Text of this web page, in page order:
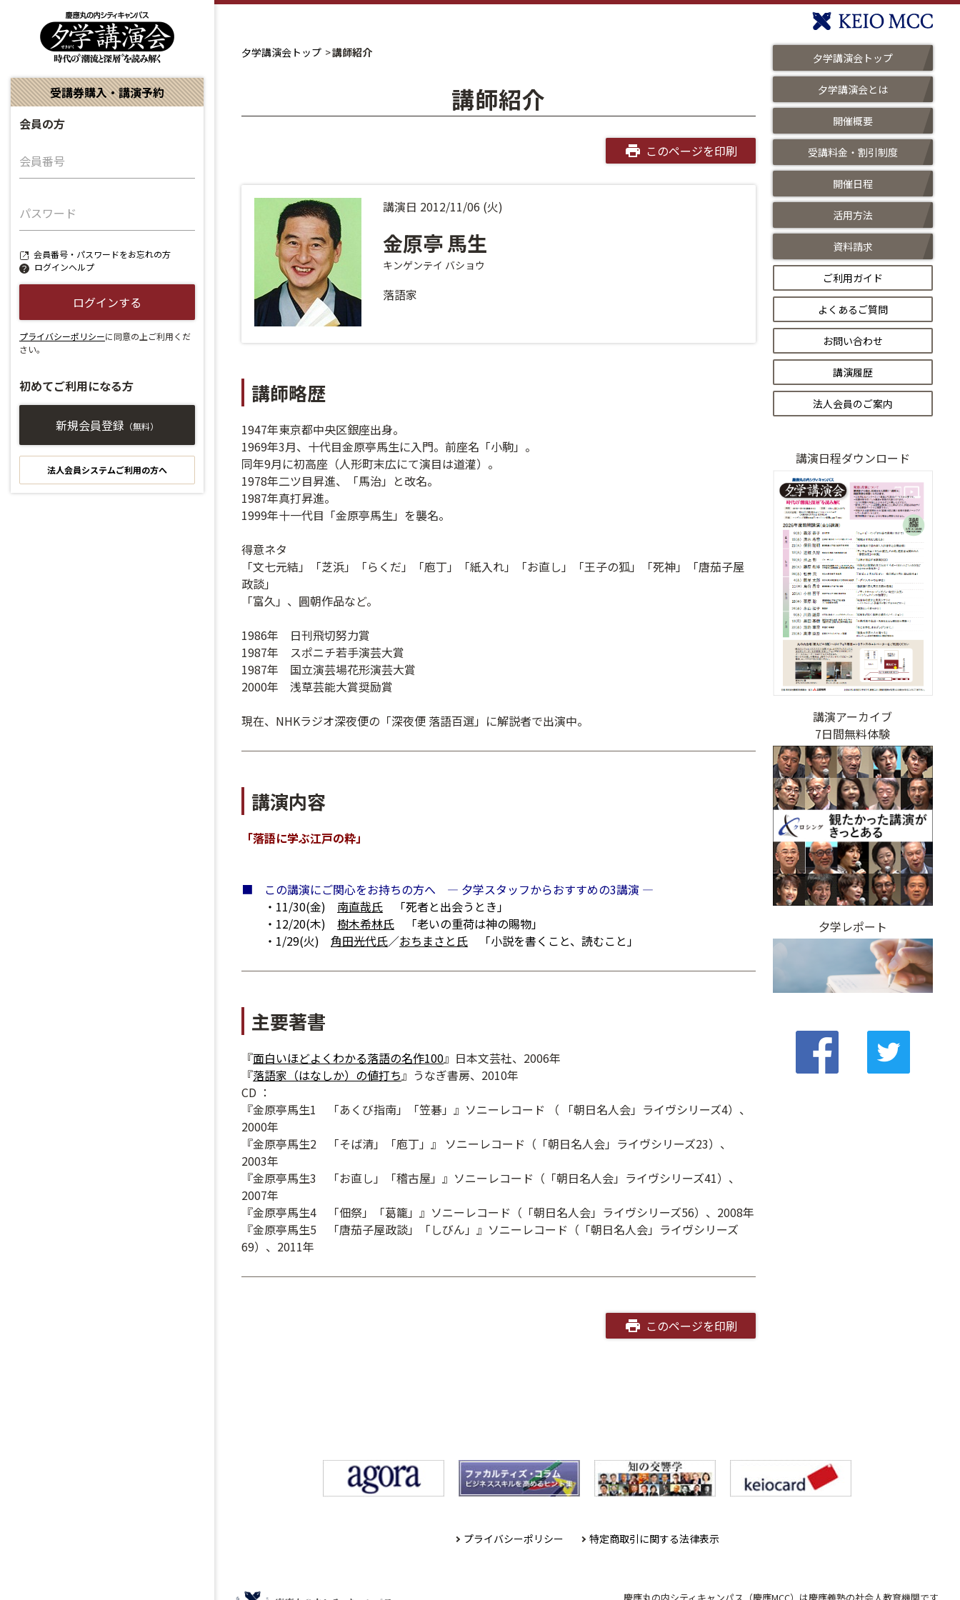
受講券購入・講演予約
会員の方
会員番号
パスワード
会員番号・パスワードをお忘れの方
ログインヘルプ
ログインする
プライバシーポリシーに同意の上ご利用くだ
さい。
初めてご利用になる方
新規会員登録 （無料）
法人会員システムご利用の方へ
夕学講演会トップ 講師紹介
講師紹介
このページを印刷
講演日 2012/11/06 (火)
金原亭 馬生
キンゲンテイ バショウ
落語家
講師略歴
1947年東京都中央区銀座出身。
1969年3月、十代目金原亭馬生に入門。前座名「小駒」。
同年9月に初高座（人形町末広にて演目は道灌）。
1978年二ツ目昇進、「馬治」と改名。
1987年真打昇進。
1999年十一代目「金原亭馬生」を襲名。
得意ネタ
「文七元結」「芝浜」「らくだ」「庖丁」「紙入れ」「お直し」「王子の狐」「死神」「唐茄子屋
政談」
「富久」、圓朝作品など。
1986年 日刊飛切努力賞
1987年 スポニチ若手演芸大賞
1987年 国立演芸場花形演芸大賞
2000年 浅草芸能大賞奨励賞
現在、NHKラジオ深夜便の「深夜便 落語百選」に解説者で出演中。
講演内容
「落語に学ぶ江戸の粋」
■ この講演にご関心をお持ちの方へ ― 夕学スタッフからおすすめの3講演 ―
・11/30(金) 南直哉氏 「死者と出会うとき」
・12/20(木) 樹木希林氏 「老いの重荷は神の賜物」
・1/29(火)角田光代氏／おちまさと氏 「小説を書くこと、読むこと」
主要著書
『面白いほどよくわかる落語の名作100』日本文芸社、2006年
『落語家（はなしか）の値打ち』うなぎ書房、2010年
CD ：
『金原亭馬生1 「あくび指南」「笠碁」』ソニーレコード （ 「朝日名人会」ライヴシリーズ4）、
2000年
『金原亭馬生2 「そば清」「庖丁」』 ソニーレコード（「朝日名人会」ライヴシリーズ23）、
2003年
『金原亭馬生3 「お直し」「稽古屋」』ソニーレコード（「朝日名人会」ライヴシリーズ41）、
2007年
『金原亭馬生4 「佃祭」「葛籠」』ソニーレコード（「朝日名人会」ライヴシリーズ56）、2008年
『金原亭馬生5 「唐茄子屋政談」「しびん」』ソニーレコード（「朝日名人会」ライヴシリーズ
69）、2011年
このページを印刷
夕学講演会トップ
夕学講演会とは
開催概要
受講料金・割引制度
開催日程
活用方法
資料請求
ご利用ガイド
よくあるご質問
お問い合わせ
講演履歴
法人会員のご案内
講演日程ダウンロード
講演アーカイブ
7日間無料体験
夕学レポート
プライバシーポリシー 特定商取引に関する法律表示